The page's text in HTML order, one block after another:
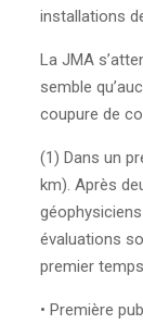
installations
La JMA
semble
coupure de
(1) Dans un
km). Après
évaluations
premier
• Première